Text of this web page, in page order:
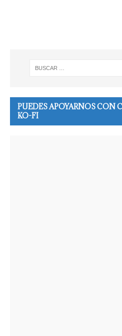
PUEDES APOYARNOS CON
KO-FI